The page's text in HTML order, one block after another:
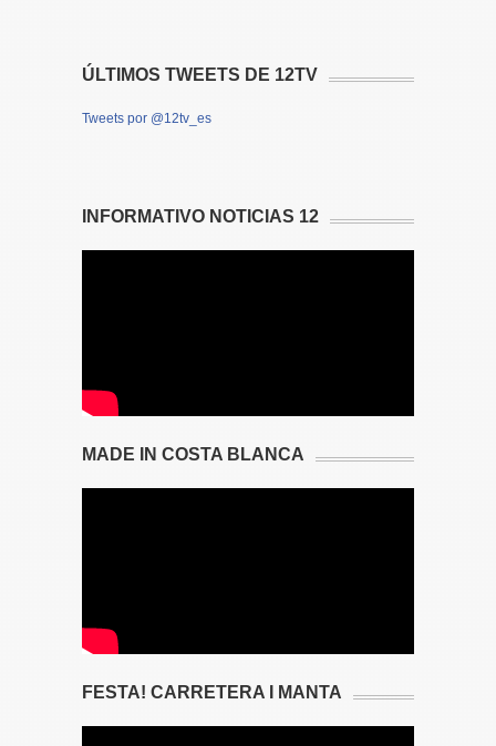
ÚLTIMOS TWEETS DE 12TV
Tweets por @12tv_es
INFORMATIVO NOTICIAS 12
MADE IN COSTA BLANCA
FESTA! CARRETERA I MANTA